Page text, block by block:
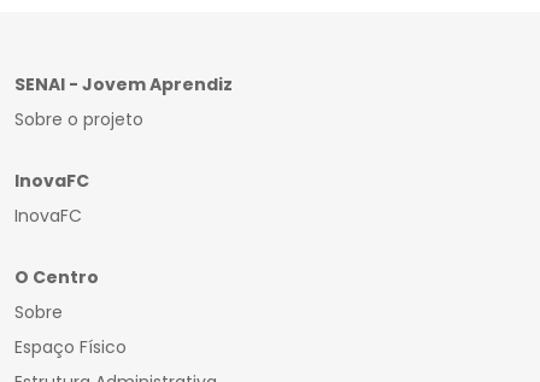
SENAI - Jovem Aprendiz
Sobre o projeto
InovaFC
InovaFC
O Centro
Sobre
Espaço Físico